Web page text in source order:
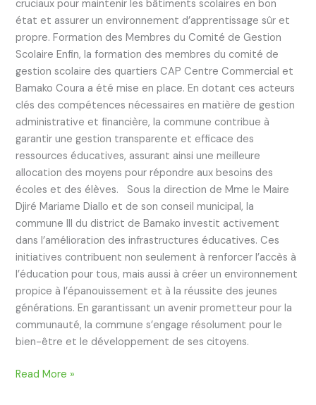
cruciaux pour maintenir les bâtiments scolaires en bon
état et assurer un environnement d’apprentissage sûr et
propre. Formation des Membres du Comité de Gestion
Scolaire Enfin, la formation des membres du comité de
gestion scolaire des quartiers CAP Centre Commercial et
Bamako Coura a été mise en place. En dotant ces acteurs
clés des compétences nécessaires en matière de gestion
administrative et financière, la commune contribue à
garantir une gestion transparente et efficace des
ressources éducatives, assurant ainsi une meilleure
allocation des moyens pour répondre aux besoins des
écoles et des élèves. Sous la direction de Mme le Maire
Djiré Mariame Diallo et de son conseil municipal, la
commune III du district de Bamako investit activement
dans l’amélioration des infrastructures éducatives. Ces
initiatives contribuent non seulement à renforcer l’accès à
l’éducation pour tous, mais aussi à créer un environnement
propice à l’épanouissement et à la réussite des jeunes
générations. En garantissant un avenir prometteur pour la
communauté, la commune s’engage résolument pour le
bien-être et le développement de ses citoyens.
Read More »